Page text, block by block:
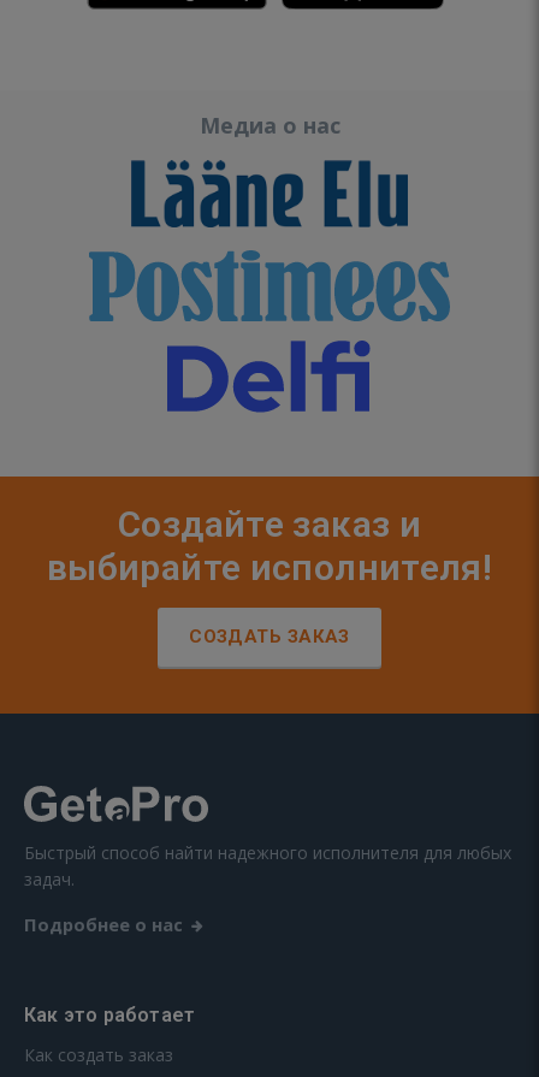
Медиа о нас
Создайте заказ и
выбирайте исполнителя!
СОЗДАТЬ ЗАКАЗ
Быстрый способ найти надежного исполнителя для любых
задач.
Подробнее о нас
Как это работает
Как создать заказ